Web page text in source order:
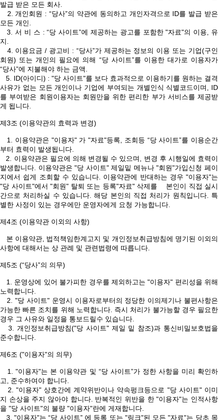
발급 받은 모든 회사.
2. 개인회원 : “당사”의 약관에 동의하고 개인자격으로 ID를 발급 받은
모든 개인.
3. 서 비 스 : “당 사이트”에 제공하는 광고를 포함한 "자료"의 이용, 유
지.
4. 이용요금 / 광고비 : “당사”가 제공하는 정보의 이용 또는 기업(구인
회원) 또는 개인의 필요에 의해 “당 사이트”를 이용한 대가로 이용자가
“당사”에 지불해야 하는 금액.
5. ID(아이디) : "당 사이트"를 보다 효과적으로 이용하기를 원하는 결격
사유가 없는 모든 개인이나 기업에 부여되는 개별인식 식별코드이며, ID
를 부여받은 회원이용자는 회원만을 위한 편리한 부가 서비스를 제공받
게 됩니다.
제3조 (이용약관의 효력과 변경)
1. 이용약관은 "이용자" 가 "자료"등록, 조회등 “당 사이트”를 이용순간
부터 효력이 발생됩니다.
2. 이용약관은 필요에 의해 변경될 수 있으며, 변경 후 시행일에 효력이
발생합니다. 이용약관은 "당 사이트" 제일밑 메뉴나 "회원"가입신청 페이
지에서 쉽게 조회할 수 있습니다. 이용약관에 반대하는 경우 "이용자"는
"당 사이트"에서 "회원" 탈퇴 또는 등록"자료" 삭제를 본인이 직접 실시
간으로 처리하실 수 있습니다. 해당 본인의 직접 처리가 원칙입니다. 특
별한 사정이 있는 경우에만 운영자에게 요청 가능합니다.
제4조 (이용약관 이외의 사항)
본 이용약관, 법적책임한계고지 및 개인정보취급방침에 명기된 이외의
사항에 대해서는 상 관례 및 관련법령에 따릅니다.
제5조 (“당사”의 의무)
1. 운영상에 있어 불가피한 경우를 제외하고는 "이용자" 편리성을 위해
노력합니다.
2. "당 사이트" 운영시 이용자로부터의 정당한 이의제기나 불편사항은
가능한 빠른 조치를 위해 노력합니다. 즉시 처리가 불가능할 경우 필요한
경우 그 사유와 일정을 통보드릴수 있습니다.
3. 개인정보취급방침("당 사이트" 제일 밑 참조)과 통신비밀보호법을
준수합니다.
제6조 ("이용자"의 의무)
1. "이용자"는 본 이용약관 및 “당 사이트”가 정한 사항을 미리 확인하
고, 준수하여야 합니다.
2. "이용자" 상호간에 계약위반이나 약속펑크등으로 "당 사이트" 이미
지 손상을 주지 않아야 합니다. 반복적인 위반을 한 "이용자"는 인적사항
을 "당 사이트"의 불량 "이용자"란에 게재합니다.
3. "이용자"는 “당 사이트” 에 등록 또는 "링크"된 모든 "자료"는 당초 목